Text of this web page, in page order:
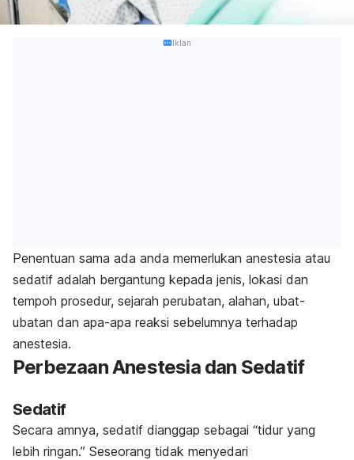
Iklan
Penentuan sama ada anda memerlukan anestesia atau
sedatif adalah bergantung kepada jenis, lokasi dan
tempoh prosedur, sejarah perubatan, alahan, ubat-
ubatan dan apa-apa reaksi sebelumnya terhadap
anestesia.
Perbezaan Anestesia dan Sedatif
Sedatif
Secara amnya, sedatif dianggap sebagai “tidur yang
lebih ringan.” Seseorang tidak menyedari